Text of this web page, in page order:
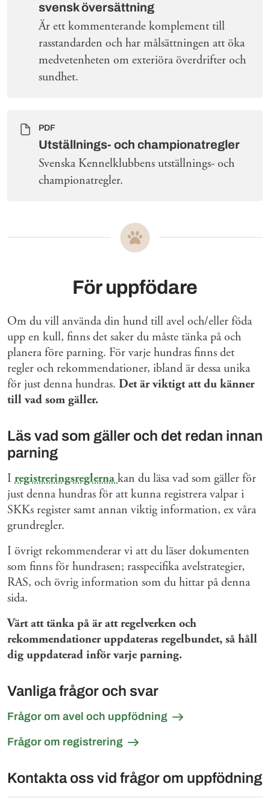
svensk översättning
Är ett kommenterande komplement till
rasstandarden och har målsättningen att öka
medvetenheten om exteriöra överdrifter och
sundhet.
PDF
Utställnings- och championatregler
Svenska Kennelklubbens utställnings- och
championatregler.
För uppfödare
Om du vill använda din hund till avel och/eller föda
upp en kull, finns det saker du måste tänka på och
planera före parning. För varje hundras finns det
regler och rekommendationer, ibland är dessa unika
för just denna hundras. Det är viktigt att du känner
till vad som gäller.
Läs vad som gäller och det redan innan
parning
I registreringsreglernakan du läsa vad som gäller för
just denna hundras för att kunna registrera valpar i
SKKs register samt annan viktig information, ex våra
grundregler.
I övrigt rekommenderar vi att du läser dokumenten
som finns för hundrasen; rasspecifika avelstrategier,
RAS, och övrig information som du hittar på denna
sida.
Värt att tänka på är att regelverken och
rekommendationer uppdateras regelbundet, så håll
dig uppdaterad inför varje parning.
Vanliga frågor och svar
Frågor om avel och uppfödning
Frågor om registrering
Kontakta oss vid frågor om uppfödning